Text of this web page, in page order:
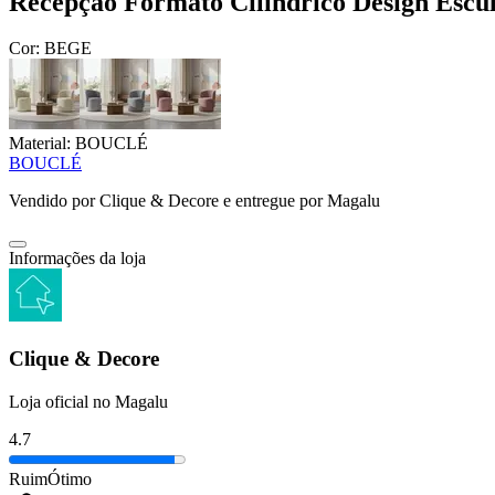
Cor: BEGE
Material: BOUCLÉ
BOUCLÉ
Vendido porClique & Decore e entregue por Magalu
Informações da loja
Clique & Decore
Loja oficial no Magalu
4.7
RuimÓtimo